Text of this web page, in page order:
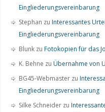
Eingliederungsvereinbarung
Stephan zu Interessantes
Eingliederungsvereinbarung
Blunk zu Fotokopien für das
K. Behne zu Übernahme von
BG45-Webmaster zu
Eingliederungsvereinbarung
Silke Schneider zu